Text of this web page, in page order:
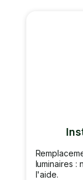
luminaires :
l'aide.